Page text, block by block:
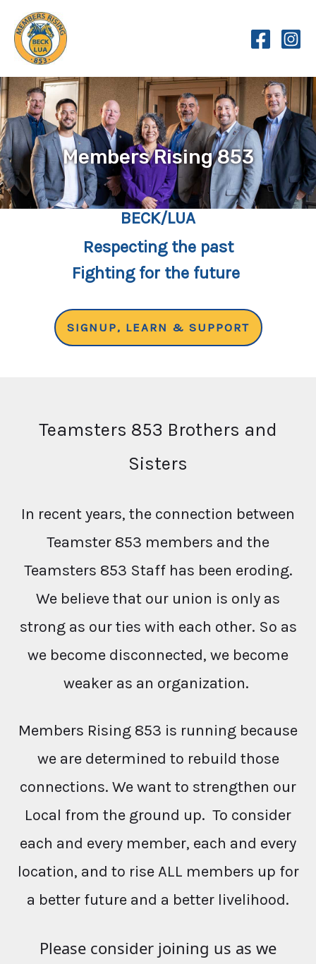
content
Members Rising 853
BECK/LUA
Respecting the past
Fighting for the future
SIGNUP, LEARN & SUPPORT
Teamsters 853 Brothers and
Sisters
In recent years, the connection between
Teamster 853 members and the
Teamsters 853 Staff has been eroding.
We believe that our union is only as
strong as our ties with each other. So as
we become disconnected, we become
weaker as an organization.
Members Rising 853 is running because
we are determined to rebuild those
connections. We want to strengthen our
Local from the ground up. To consider
each and every member, each and every
location, and to rise ALL members up for
a better future and a better livelihood.
Please consider joining us as we